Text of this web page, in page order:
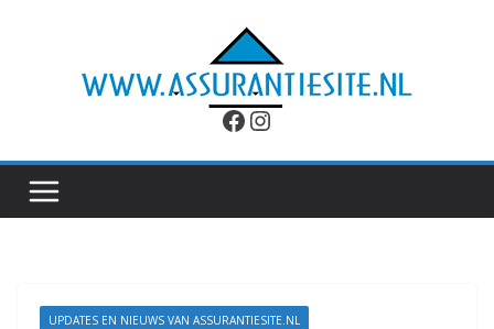
Facebook
Instagram
UPDATES EN NIEUWS VAN ASSURANTIESITE.NL